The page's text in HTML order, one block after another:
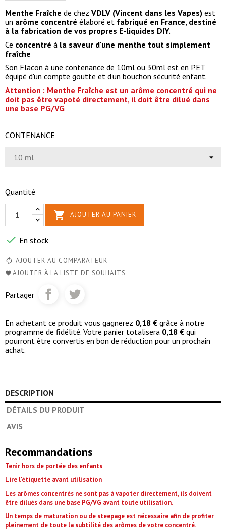
Menthe Fraîche de chez VDLV (Vincent dans les Vapes) est
un arôme concentré élaboré et fabriqué en France, destiné
à la fabrication de vos propres E-liquides DIY.
Ce concentré à la saveur d'une menthe tout simplement
fraîche
Son Flacon à une contenance de 10ml ou 30ml est en PET
équipé d'un compte goutte et d'un bouchon sécurité enfant.
Attention : Menthe Fraîche est un arôme concentré qui ne
doit pas être vapoté directement, il doit être dilué dans
une base PG/VG
CONTENANCE
Quantité
 AJOUTER AU PANIER
 En stock
AJOUTER AU COMPARATEUR
AJOUTER À LA LISTE DE SOUHAITS
Partager
En achetant ce produit vous gagnerez 0,18 € grâce à notre
programme de fidélité. Votre panier totalisera 0,18 € qui
pourront être convertis en bon de réduction pour un prochain
achat.
DESCRIPTION
DÉTAILS DU PRODUIT
AVIS
Recommandations
Tenir hors de portée des enfants
Lire l'étiquette avant utilisation
Les arômes concentrés ne sont pas à vapoter directement, ils doivent
être dilués dans une base PG/VG avant toute utilisation.
Un temps de maturation ou de steepage est nécessaire afin de profiter
pleinement de toute la subtilité des arômes de votre concentré.